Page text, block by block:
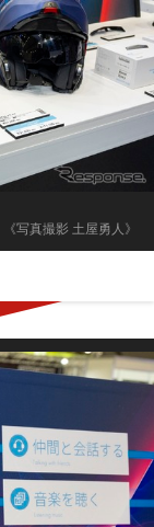
《写真撮影 土屋勇人》